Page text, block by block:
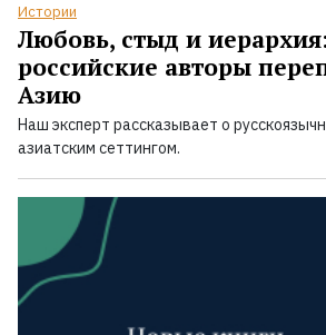
Истории
Любовь, стыд и
российские авторы
Азию
Наш эксперт рассказывает о
азиатским сеттингом.